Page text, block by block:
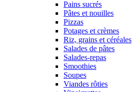
Pains sucrés
Pâtes et nouilles
Pizzas
Potages et crèmes
Riz, grains et céréales
Salades de pâtes
Salades-repas
Smoothies
Soupes
Viandes rôties